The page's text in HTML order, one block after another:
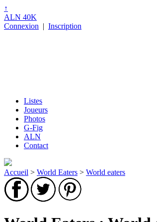
↑
ALN 40K
Connexion | Inscription
Listes
Joueurs
Photos
G-Fig
ALN
Contact
Accueil > World Eaters > World eaters